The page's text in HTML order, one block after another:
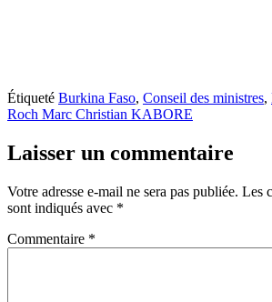
Étiqueté Burkina Faso, Conseil des ministres,
Roch Marc Christian KABORE
Laisser un commentaire
Votre adresse e-mail ne sera pas publiée. Les
sont indiqués avec *
Commentaire *